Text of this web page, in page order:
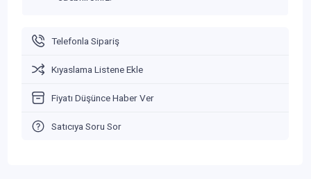
Telefonla Sipariş
Kıyaslama Listene Ekle
Fiyatı Düşünce Haber Ver
Satıcıya Soru Sor